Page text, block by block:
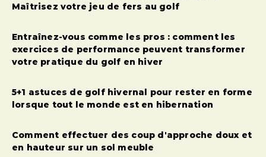
Maîtrisez votre jeu de fers au golf
Entraînez-vous comme les pros : comment les
exercices de performance peuvent transformer
votre pratique du golf en hiver
5+1 astuces de golf hivernal pour rester en forme
lorsque tout le monde est en hibernation
Comment effectuer des coup d'approche doux et
en hauteur sur un sol meuble